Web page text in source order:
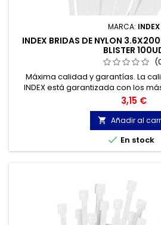
MARCA: INDEX
INDEX BRIDAS DE NYLON
BLISTER
Máxima calidad y garantías. La
INDEX está garantizada con los
calidad, gracias a la certificación
UNE-EN 62275, que permite el
homologación
Precio
3,15 €
 Añadir al
 En stock